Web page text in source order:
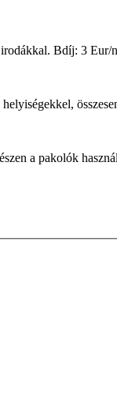
irodákkal. Bdíj: 3
a pakolók